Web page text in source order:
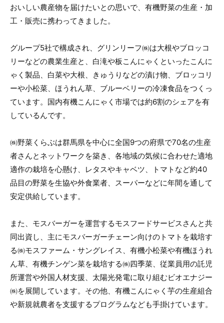
おいしい農産物を届けたいとの思いで、有機野菜の生産・加
工・販売に携わってきました。
グループ5社で構成され、グリンリーフ㈱は大根やブロッコ
リーなどの農業生産と、白滝や板こんにゃくといったこんに
ゃく製品、白菜や大根、きゅうりなどの漬け物、ブロッコリ
ーや小松菜、ほうれん草、ブルーベリーの冷凍食品をつくっ
ています。国内有機こんにゃく市場では約6割のシェアを有
しているんです。
㈱野菜くらぶは群馬県を中心に全国9つの府県で70名の生産
者さんとネットワークを築き、各地域の気候に合わせた適地
適作の栽培を心懸け、レタスやキャベツ、トマトなど約40
品目の野菜を生協や外食業者、スーパーなどに年間を通して
安定供給しています。
また、モスバーガーを運営するモスフードサービスさんと共
同出資し、主にモスバーガーチェーン向けのトマトを栽培す
る㈱モスファーム・サングレイス、有機小松菜や有機ほうれ
ん草、有機チンゲン菜を栽培する㈱四季菜、従業員用の託児
所運営や外国人材支援、太陽光発電に取り組むビオエナジー
㈱を展開しています。その他、有機こんにゃく芋の生産組合
や新規就農者を支援するプログラムなども手掛けています。